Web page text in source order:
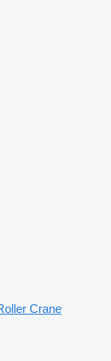
Crane